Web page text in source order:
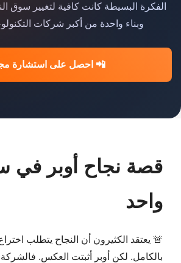
الفكرة البسيطة كانت كافية لتغيير سوق
وبناء واحدة من أكبر شركات
📲 احصل على استشارة
قصة نجاح أوبر في
واحد
🚨 يعتقد الكثيرون أن النجاح يتطلب
بالكامل. لكن أوبر أثبتت العكس.